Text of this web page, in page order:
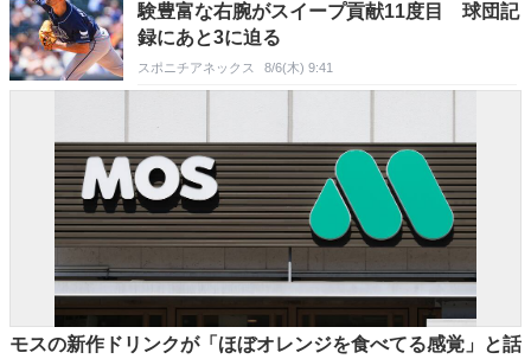
験豊富な右腕がスイープ貢献11度目 球団記
録にあと3に迫る
スポニチアネックス 8/6(木) 9:41
モスの新作ドリンクが「ほぼオレンジを食べてる感覚」と話